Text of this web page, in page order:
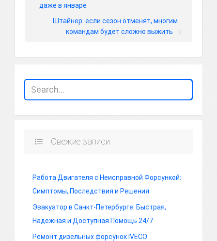
даже в январе
Штайнер: если сезон отменят, многим
командам будет сложно выжить
Свежие записи
Работа Двигателя с Неисправной Форсункой:
Симптомы, Последствия и Решения
Эвакуатор в Санкт-Петербурге: Быстрая,
Надежная и Доступная Помощь 24/7
Ремонт дизельных форсунок IVECO